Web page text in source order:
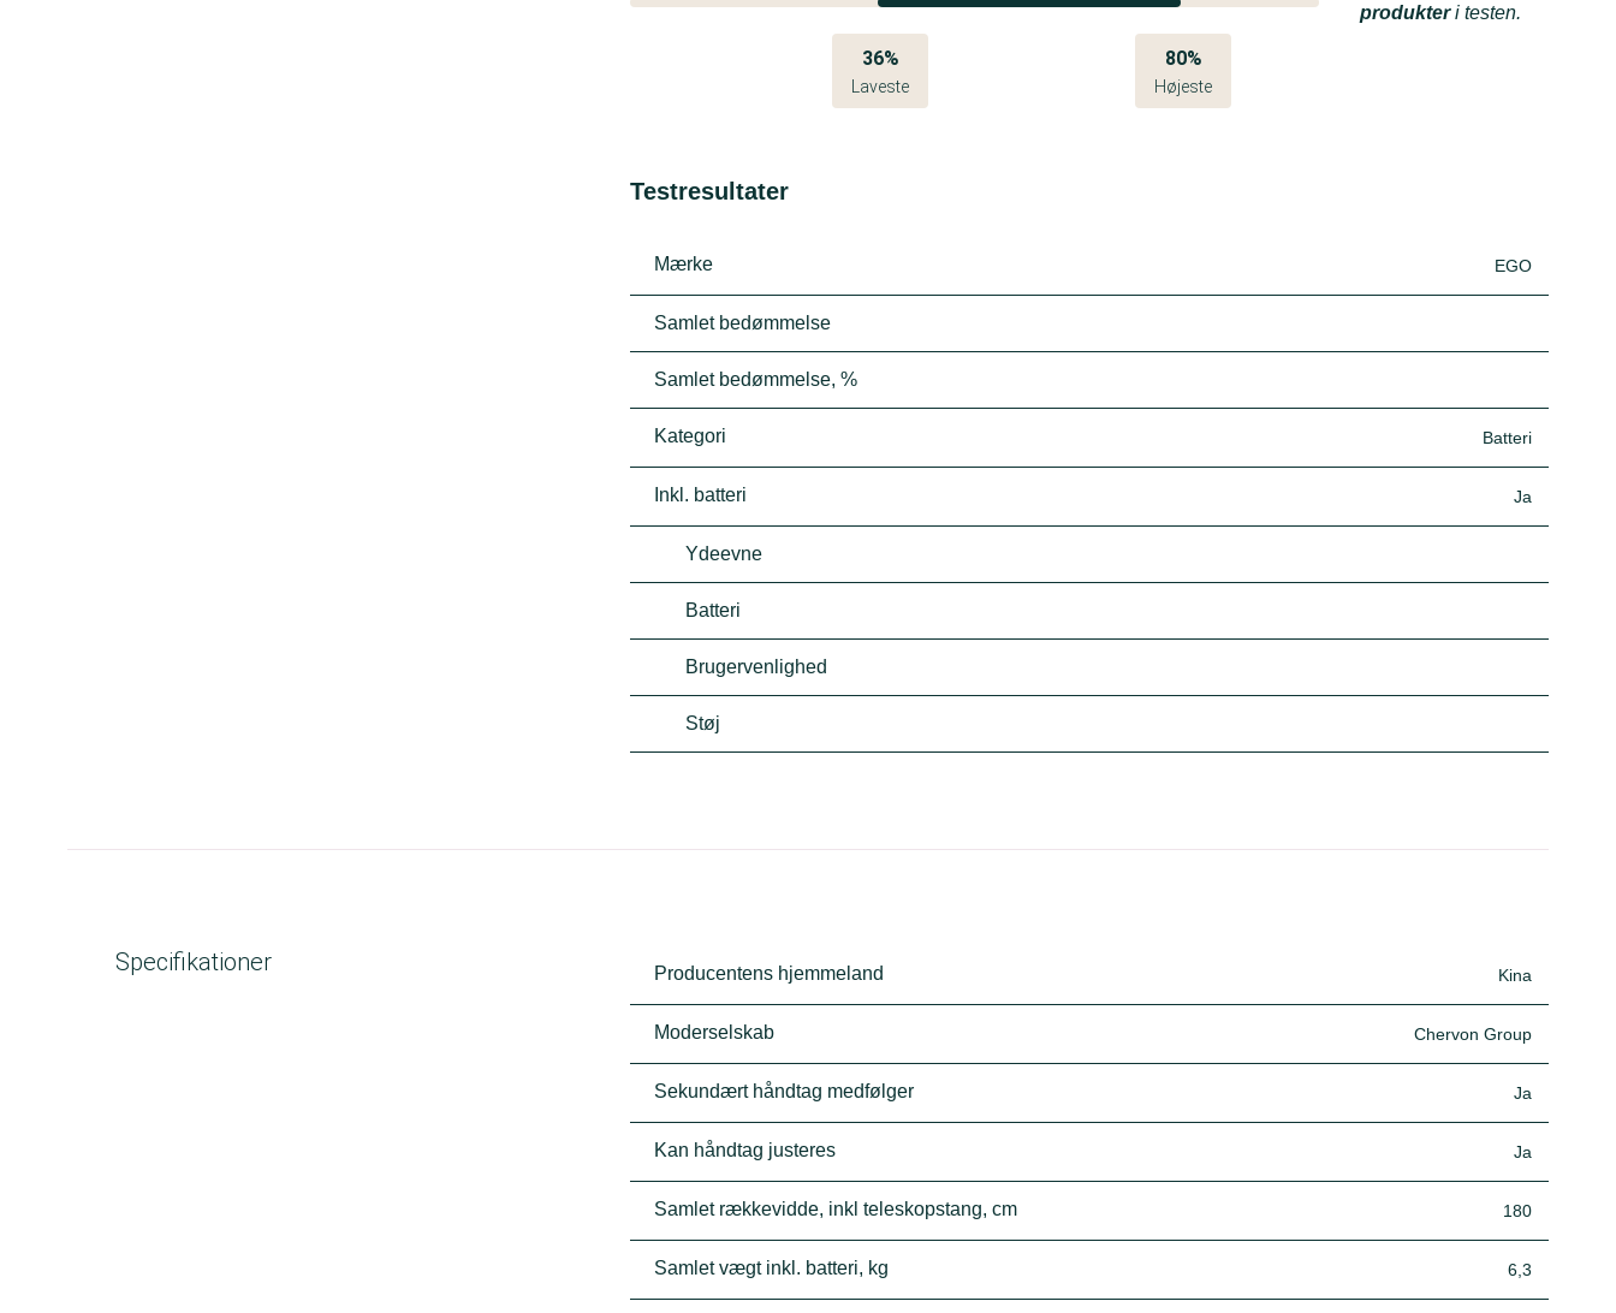
36%
Laveste
80%
Højeste
produkteri testen.
Testresultater
Mærke EGO
Samlet bedømmelse
Samlet bedømmelse, %
Kategori Batteri
Inkl. batteri Ja
Ydeevne
Batteri
Brugervenlighed
Støj
Specifikationer Producentens hjemmeland Kina
Moderselskab Chervon Group
Sekundært håndtag medfølger Ja
Kan håndtag justeres Ja
Samlet rækkevidde, inkl teleskopstang, cm 180
Samlet vægt inkl. batteri, kg 6,3